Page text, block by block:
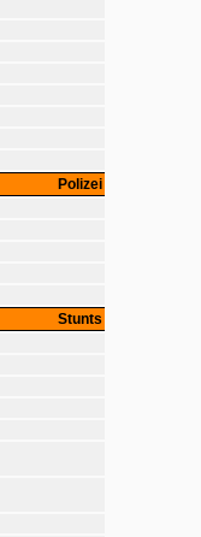
Polizei
Stunts